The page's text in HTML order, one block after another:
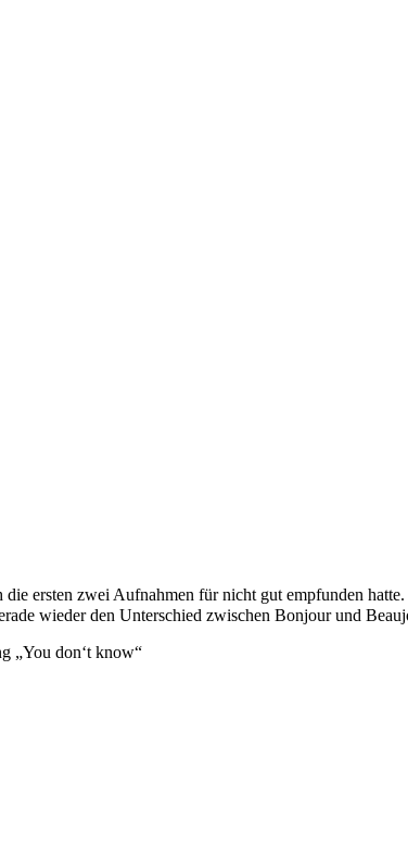
ersten zwei Aufnahmen für nicht gut empfunden
wieder den Unterschied zwischen Bonjour und
„You don‘t know“